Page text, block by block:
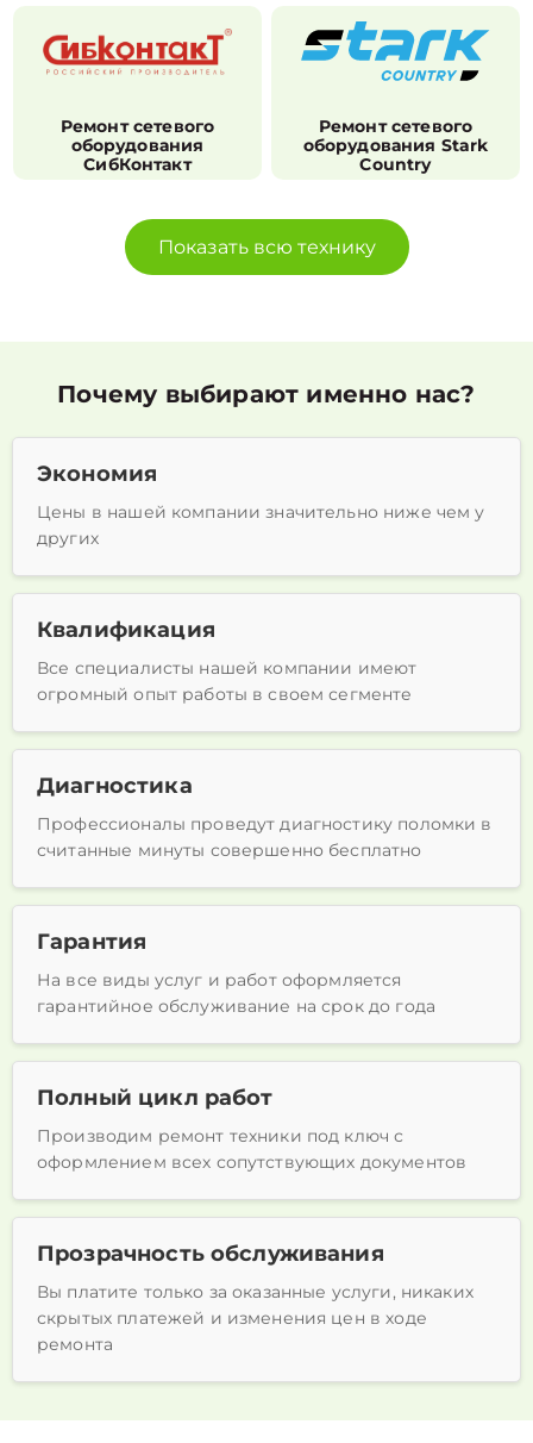
Ремонт сетевого
оборудования
СибКонтакт
Ремонт сетевого
оборудования Stark
Country
Показать всю технику
Почему выбирают именно нас?
Экономия
Цены в нашей компании значительно ниже чем у
других
Квалификация
Все специалисты нашей компании имеют
огромный опыт работы в своем сегменте
Диагностика
Профессионалы проведут диагностику поломки в
считанные минуты совершенно бесплатно
Гарантия
На все виды услуг и работ оформляется
гарантийное обслуживание на срок до года
Полный цикл работ
Производим ремонт техники под ключ с
оформлением всех сопутствующих документов
Прозрачность обслуживания
Вы платите только за оказанные услуги, никаких
скрытых платежей и изменения цен в ходе
ремонта